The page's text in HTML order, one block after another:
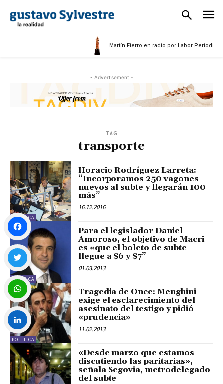
Martín Fierro en radio por Labor Periodística
- Advertisement -
TAG
transporte
POLÍTICA
Horacio Rodríguez Larreta:
“Incorporamos 250 vagones
nuevos al subte y llegarán 100
más”
16.12.2016
POLÍTICA
Para el legislador Daniel
Amoroso, el objetivo de Macri
es «que el boleto de subte
llegue a $6 y $7”
01.03.2013
POLÍTICA
Tragedia de Once: Menghini
exige el esclarecimiento del
asesinato del testigo y pidió
«prudencia»
11.02.2013
«Desde marzo que estamos
discutiendo las paritarias»,
señala Segovia, metrodelegado
del subte
Facebook
Twitter
WhatsApp
LinkedIn